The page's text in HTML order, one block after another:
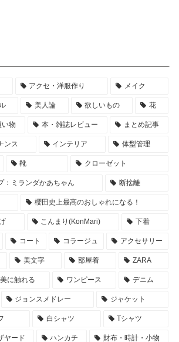
アクセ・洋服作り メイク
美人論 欲しいもの 花
い物 本・雑誌レビュー まとめ記事
ンス インテリア 体型管理
靴 クローゼット
：ミランダかあちゃん 断捨離
櫻田史上最高のおしゃれになる！
こんまり(KonMari) 下着
コート コラージュ アクセサリー
美文字 部屋着 ZARA
美に触れる ワンピース デニム
ジョンスメドレー ジャケット
白シャツ Tシャツ
ヤード ハンカチ 財布・時計・小物